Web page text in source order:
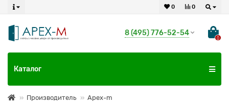
0
0
8 (495) 776-52-54
0
Каталог
Производитель Apex-m